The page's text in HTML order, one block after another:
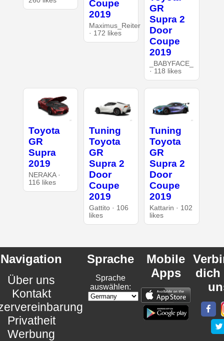
Coupe
2019
Maximus_Reiter
· 172 likes
GR
Supra 2
Door
Coupe
2019
_BABYFACE_
· 118 likes
Toyota
GR
Supra
2019
NERAKA ·
116 likes
Tuning
Toyota
GR
Supra 2
Door
Coupe
2019
Gattito · 106
likes
Tuning
Toyota
GR
Supra 2
Door
Coupe
2019
Kattarin · 102
likes
Navigation
Über uns
Kontakt
Privatheit
Werbung
Sprache
Sprache
auswählen:
Mobile
Apps
dich